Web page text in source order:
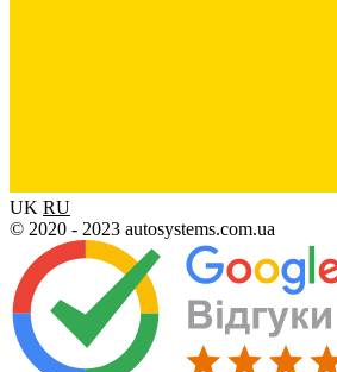
UK RU
© 2020 - 2023 autosystems.com.ua